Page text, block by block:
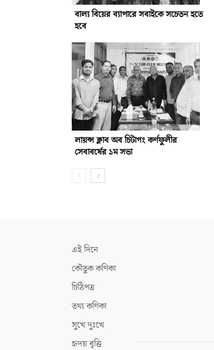
বাল্য বিয়ের ব্যাপারে সবাইকে সচেতন হতে
হবে
লায়ন্স ক্লাব অব চিটাগং কর্ণফুলীর
সেবাবর্ষের ১ম সভা
এই দিনে
কৌতুক কণিকা
চিঠিপত্র
তথ্য কণিকা
সুখে দুঃখে
হৃদয় বৃত্তি